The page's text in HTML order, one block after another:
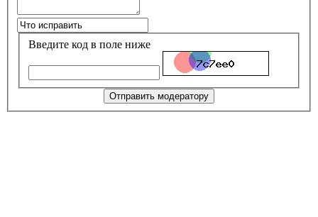
Введите код в поле ниже
Отправить модератору